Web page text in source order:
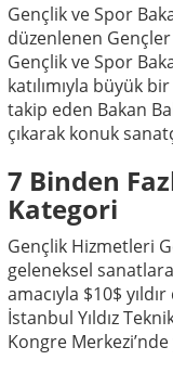
Gençlik ve Spor
düzenlenen Gençler
Gençlik ve Spor
katılımıyla büyük
takip eden Bakan
çıkarak konuk
7 Binden
Kategori
Gençlik Hizmetleri
geleneksel
amacıyla $10$
İstanbul Yıldız
Kongre Merkezi’nde